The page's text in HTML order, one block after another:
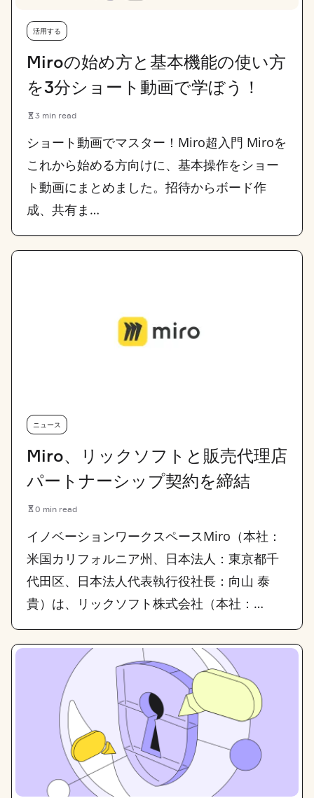
活用する
Miroの始め方と基本機能の使い方
を3分ショート動画で学ぼう！
3 min read
ショート動画で​マスター！​Miro超入門 Miroを​
これから​始める​方​向けに、​基本操作を​ショー
ト動画に​まとめました。招待から​ボード作
成、​共有ま…
ニュース
Miro、リックソフトと販売代理店
パートナーシップ契約を締結
0 min read
イノベーションワークスペースMiro（本社：
米国カリフォルニア州、日本法人：東京都千
代田区、日本法人代表執行役社長：向山 泰
貴）は、リックソフト株式会社（本社：…